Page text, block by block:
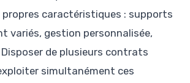
propres caractéristiques : supports
variés, gestion personnalisée,
de plusieurs contrats
simultanément ces